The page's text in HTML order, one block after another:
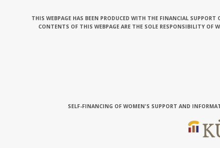
THIS WEBPAGE HAS BEEN PRODUCED WITH THE FINANCIAL
CONTENTS OF THIS WEBPAGE ARE THE SOLE RESPONSIBILITY OF
SELF-FINANCING OF WOMEN'S SUPPORT AND